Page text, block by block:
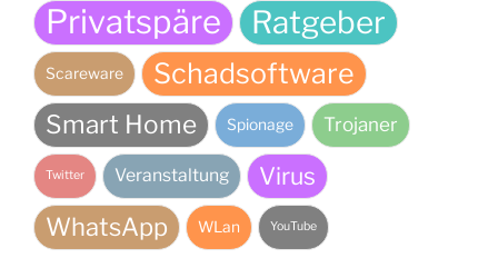
Privatspäre Ratgeber
Scareware Schadsoftware
Smart Home Spionage Trojaner
Twitter Veranstaltung
Virus
WhatsApp
WLan YouTube